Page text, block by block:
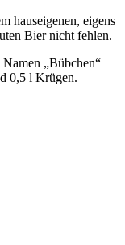
hauseigenen, eigens
Bier nicht fehlen.
„Bübchen“
0,5 l Krügen.